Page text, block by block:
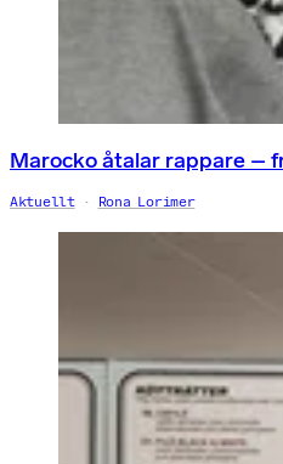
Marocko åtalar rappare –
Aktuellt Rona Lorimer